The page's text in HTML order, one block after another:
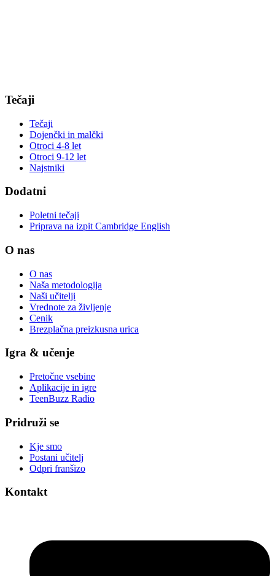
Tečaji
Tečaji
Dojenčki in malčki
Otroci 4-8 let
Otroci 9-12 let
Najstniki
Dodatni
Poletni tečaji
Priprava na izpit Cambridge English
O nas
O nas
Naša metodologija​
Naši učitelji
Vrednote za življenje
Cenik
Brezplačna preizkusna urica
Igra & učenje
Pretočne vsebine
Aplikacije in igre
TeenBuzz Radio
Pridruži se
Kje smo
Postani učitelj
Odpri franšizo
Kontakt